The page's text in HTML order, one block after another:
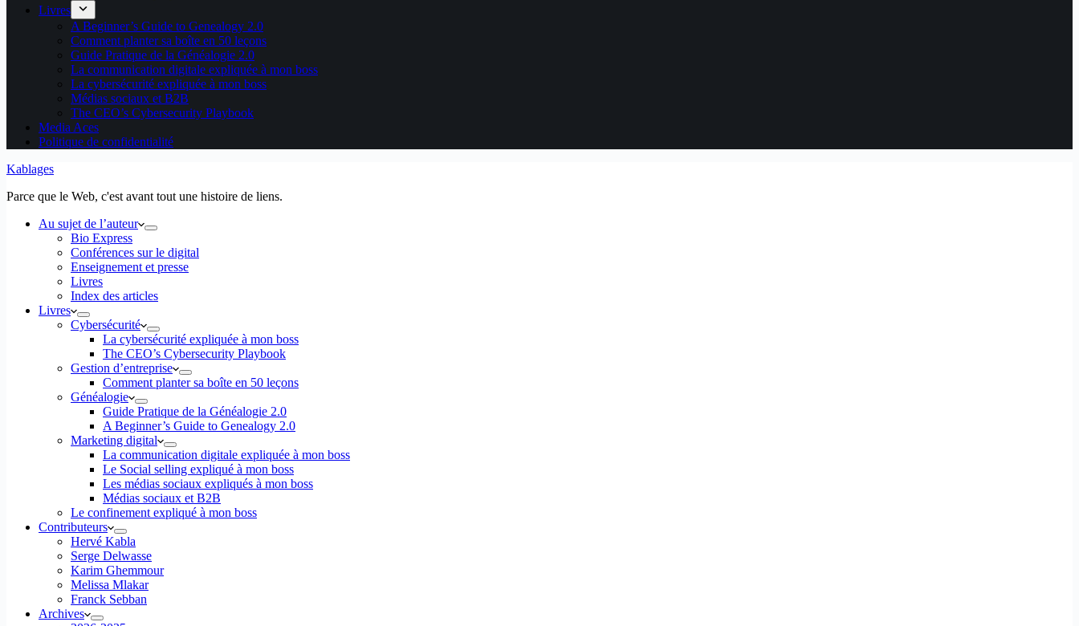
Livres
A Beginner’s Guide to Genealogy 2.0
Comment planter sa boîte en 50 leçons
Guide Pratique de la Généalogie 2.0
La communication digitale expliquée à mon boss
La cybersécurité expliquée à mon boss
Médias sociaux et B2B
The CEO’s Cybersecurity Playbook
Media Aces
Politique de confidentialité
Kablages
Parce que le Web, c'est avant tout une histoire de liens.
Au sujet de l’auteur
Bio Express
Conférences sur le digital
Enseignement et presse
Livres
Index des articles
Livres
Cybersécurité
La cybersécurité expliquée à mon boss
The CEO’s Cybersecurity Playbook
Gestion d’entreprise
Comment planter sa boîte en 50 leçons
Généalogie
Guide Pratique de la Généalogie 2.0
A Beginner’s Guide to Genealogy 2.0
Marketing digital
La communication digitale expliquée à mon boss
Le Social selling expliqué à mon boss
Les médias sociaux expliqués à mon boss
Médias sociaux et B2B
Le confinement expliqué à mon boss
Contributeurs
Hervé Kabla
Serge Delwasse
Karim Ghemmour
Melissa Mlakar
Franck Sebban
Archives